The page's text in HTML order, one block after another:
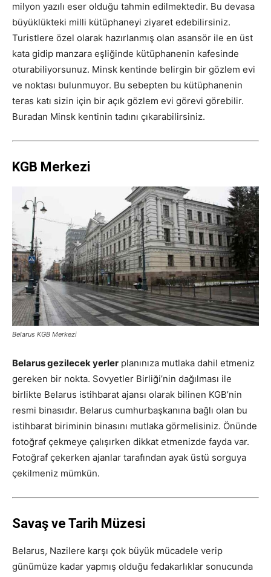
milyon yazılı eser olduğu tahmin edilmektedir. Bu devasa
büyüklükteki milli kütüphaneyi ziyaret edebilirsiniz.
Turistlere özel olarak hazırlanmış olan asansör ile en üst
kata gidip manzara eşliğinde kütüphanenin kafesinde
oturabiliyorsunuz. Minsk kentinde belirgin bir gözlem evi
ve noktası bulunmuyor. Bu sebepten bu kütüphanenin
teras katı sizin için bir açık gözlem evi görevi görebilir.
Buradan Minsk kentinin tadını çıkarabilirsiniz.
KGB Merkezi
Belarus KGB Merkezi
Belarus gezilecek yerler planınıza mutlaka dahil etmeniz
gereken bir nokta. Sovyetler Birliği’nin dağılması ile
birlikte Belarus istihbarat ajansı olarak bilinen KGB’nin
resmi binasıdır. Belarus cumhurbaşkanına bağlı olan bu
istihbarat biriminin binasını mutlaka görmelisiniz. Önünde
fotoğraf çekmeye çalışırken dikkat etmenizde fayda var.
Fotoğraf çekerken ajanlar tarafından ayak üstü sorguya
çekilmeniz mümkün.
Savaş ve Tarih Müzesi
Belarus, Nazilere karşı çok büyük mücadele verip
günümüze kadar yapmış olduğu fedakarlıklar sonucunda